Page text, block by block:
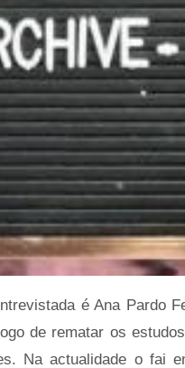
é Ana Pardo
de rematar os
Na actualidade o fai